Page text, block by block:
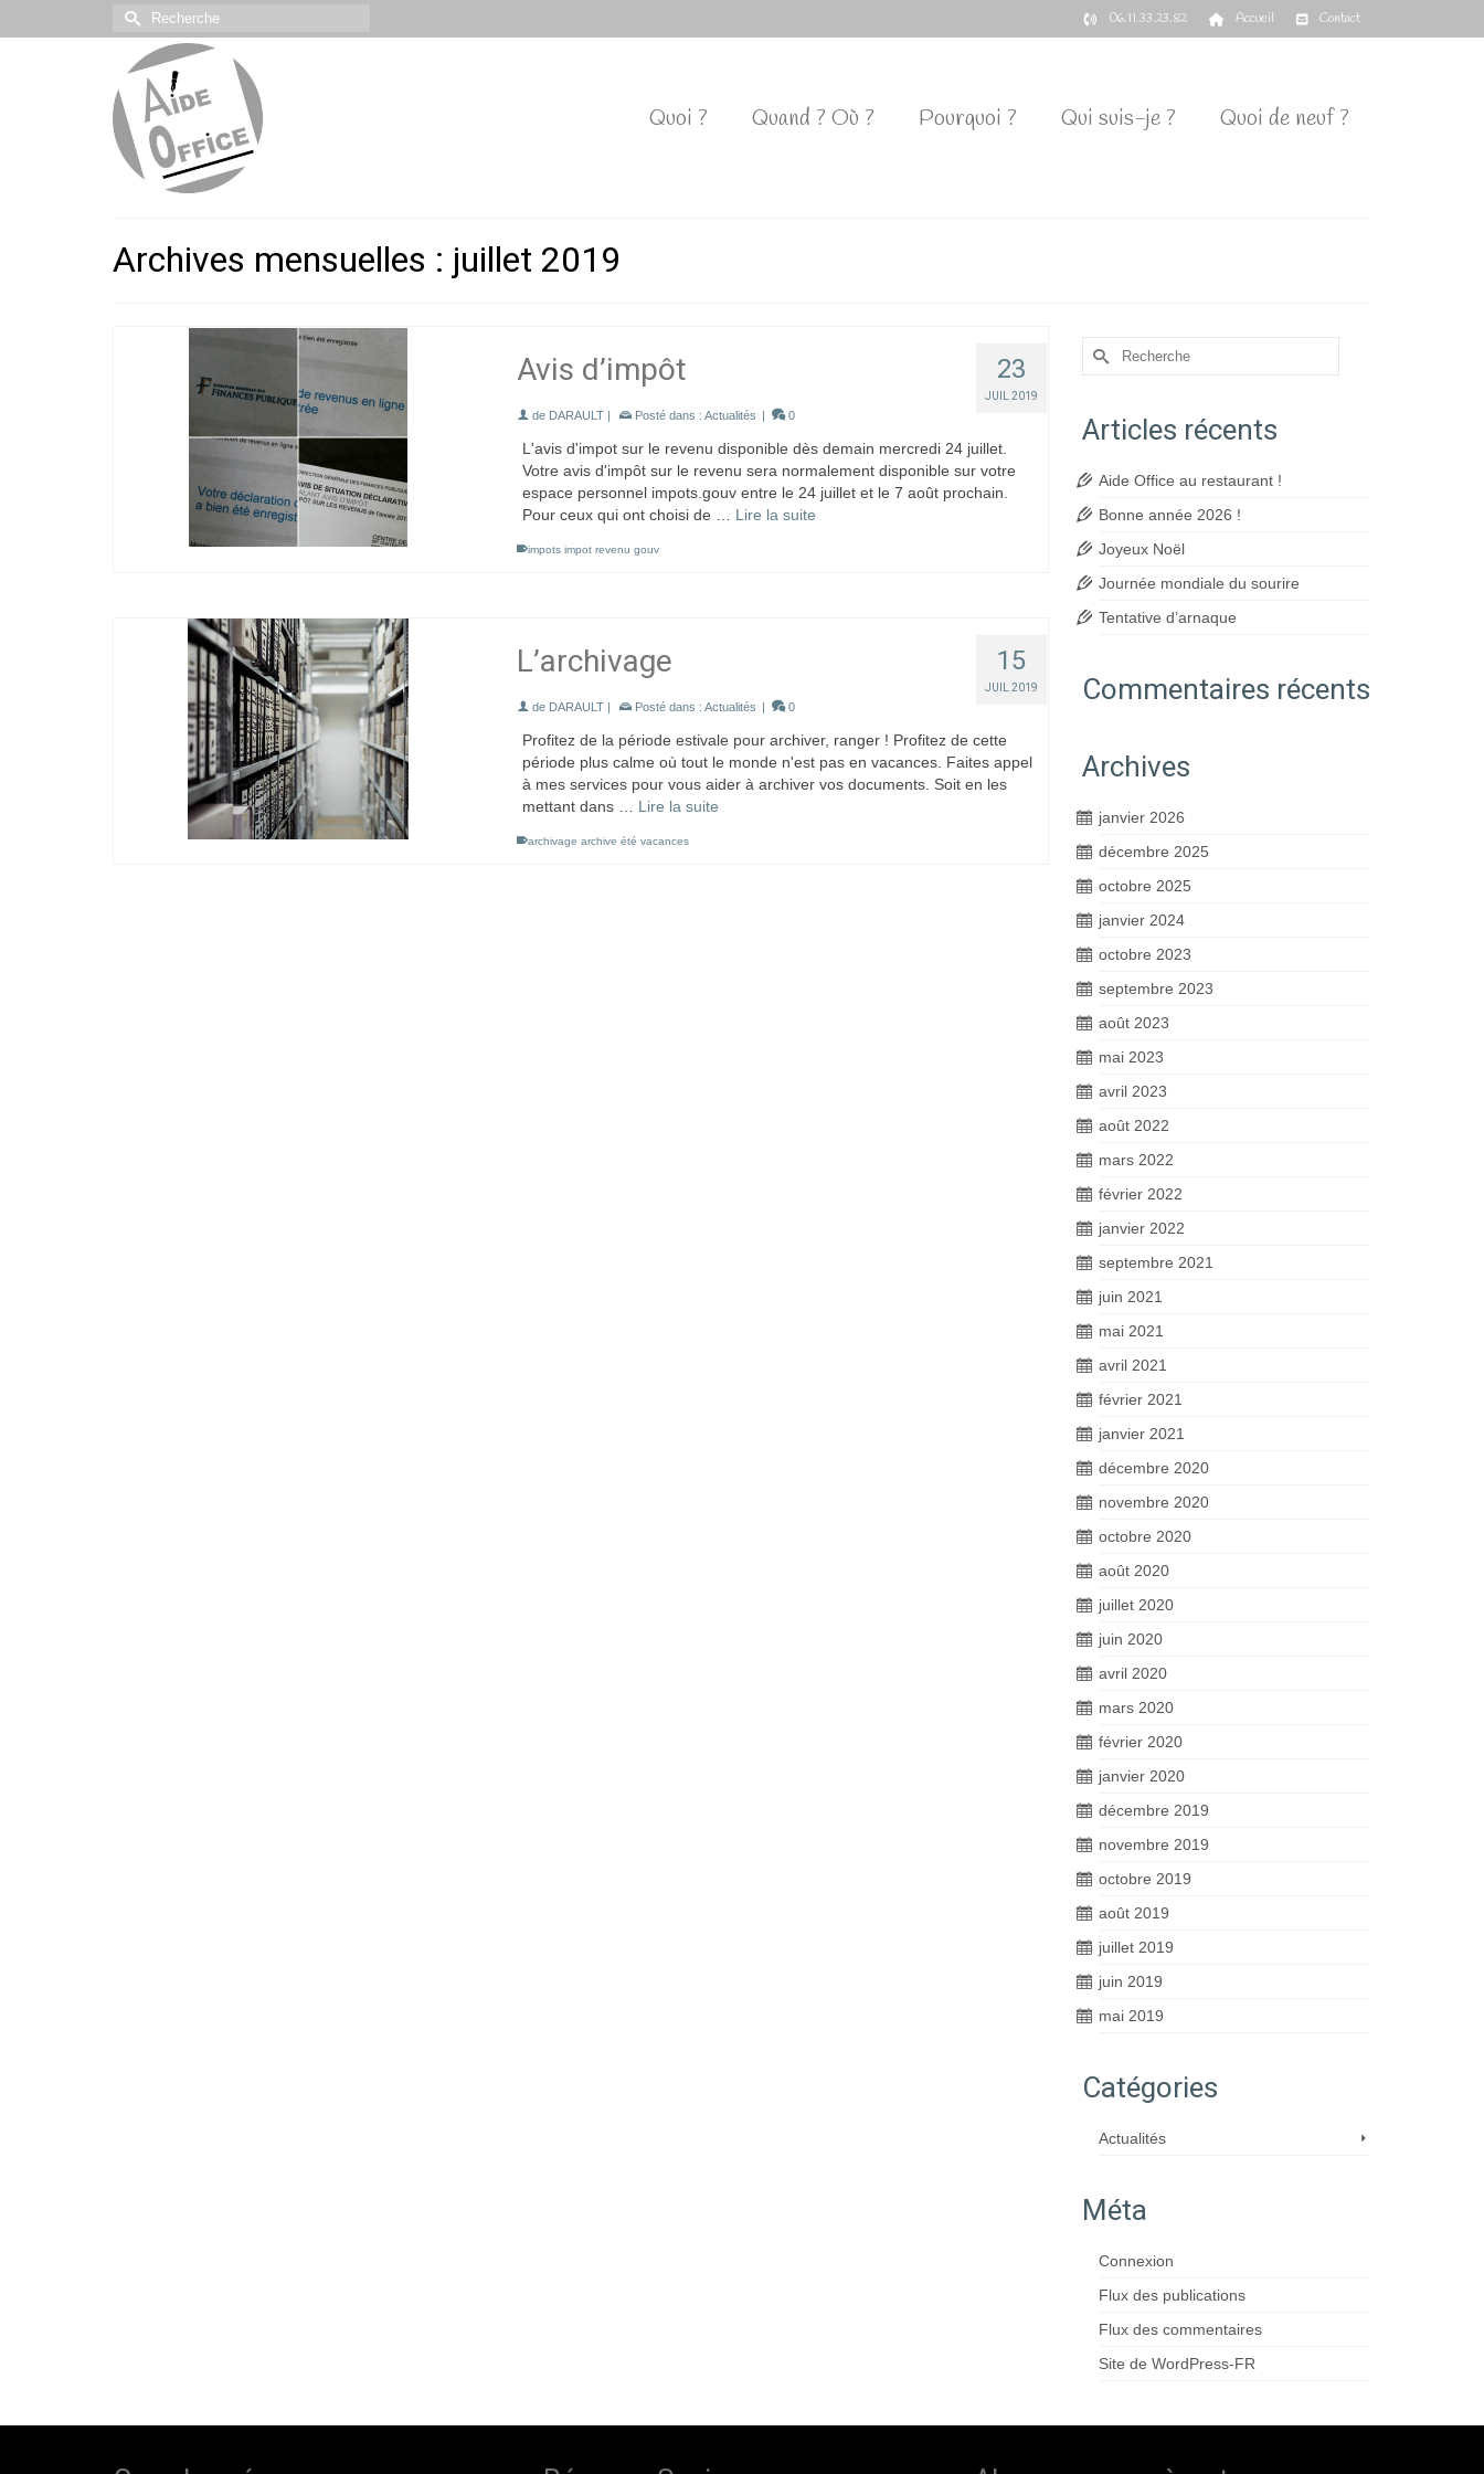
06.11.33.23.82 Accueil Contact
Rechercher :
Quoi ? Quand ? Où ? Pourquoi ? Qui suis-je ? Quoi de neuf ?
Archives mensuelles : juillet 2019
23
JUIL 2019
Avis d’impôt
de DARAULT | Posté dans : Actualités | 0
L'avis d'impot sur le revenu disponible dès demain mercredi 24 juillet.
Votre avis d'impôt sur le revenu sera normalement disponible sur votre
espace personnel impots.gouv entre le 24 juillet et le 7 août prochain.
Pour ceux qui ont choisi de … Lire la suite
impots impot revenu gouv
15
JUIL 2019
L’archivage
de DARAULT | Posté dans : Actualités | 0
Profitez de la période estivale pour archiver, ranger ! Profitez de cette
période plus calme où tout le monde n'est pas en vacances. Faites appel
à mes services pour vous aider à archiver vos documents. Soit en les
mettant dans … Lire la suite
archivage archive été vacances
Rechercher :
Articles récents
Aide Office au restaurant !
Bonne année 2026 !
Joyeux Noël
Journée mondiale du sourire
Tentative d’arnaque
Commentaires récents
Archives
janvier 2026
décembre 2025
octobre 2025
janvier 2024
octobre 2023
septembre 2023
août 2023
mai 2023
avril 2023
août 2022
mars 2022
février 2022
janvier 2022
septembre 2021
juin 2021
mai 2021
avril 2021
février 2021
janvier 2021
décembre 2020
novembre 2020
octobre 2020
août 2020
juillet 2020
juin 2020
avril 2020
mars 2020
février 2020
janvier 2020
décembre 2019
novembre 2019
octobre 2019
août 2019
juillet 2019
juin 2019
mai 2019
Catégories
Actualités
Méta
Connexion
Flux des publications
Flux des commentaires
Site de WordPress-FR